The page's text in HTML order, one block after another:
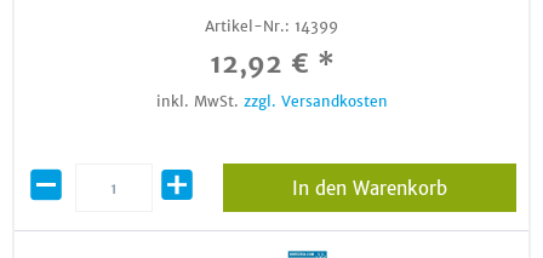
Artikel-Nr.: 14399
12,92 € *
inkl. MwSt. zzgl. Versandkosten
In den Warenkorb